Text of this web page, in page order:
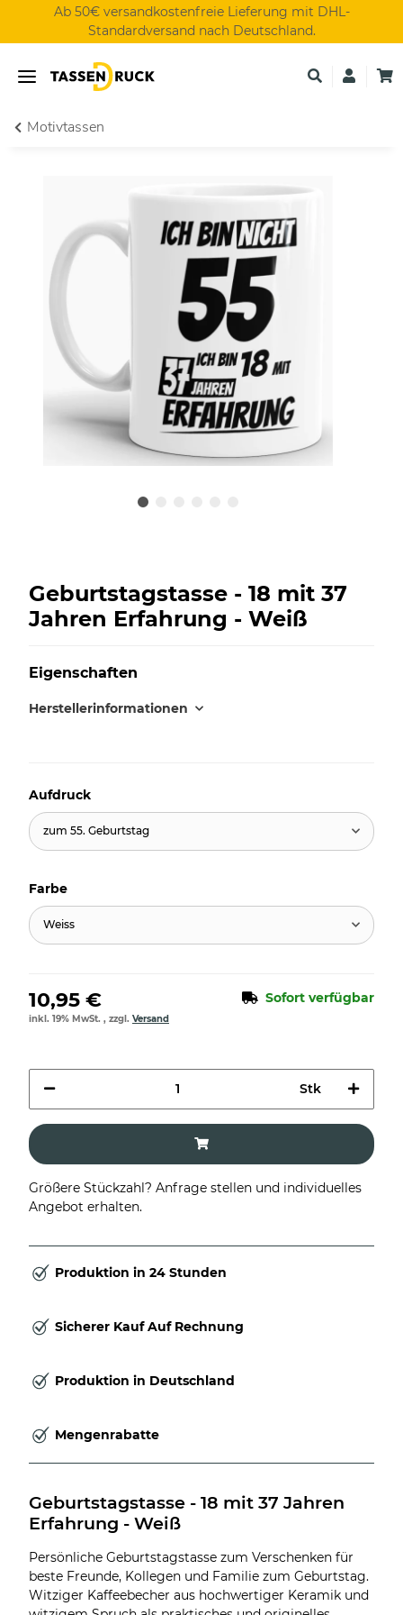
Ab 50€ versandkostenfreie Lieferung mit DHL-
Standardversand nach Deutschland.
Motivtassen
Geburtstagstasse - 18 mit 37
Jahren Erfahrung - Weiß
Eigenschaften
Herstellerinformationen
Aufdruck
zum 55. Geburtstag
Farbe
Weiss
10,95 € Sofort verfügbar
inkl. 19% MwSt. , zzgl. Versand
Stk
Größere Stückzahl? Anfrage stellen und individuelles
Angebot erhalten.
Produktion in 24 Stunden
Sicherer Kauf Auf Rechnung
Produktion in Deutschland
Mengenrabatte
Geburtstagstasse - 18 mit 37 Jahren
Erfahrung - Weiß
Persönliche Geburtstagstasse zum Verschenken für
beste Freunde, Kollegen und Familie zum Geburtstag.
Witziger Kaffeebecher aus hochwertiger Keramik und